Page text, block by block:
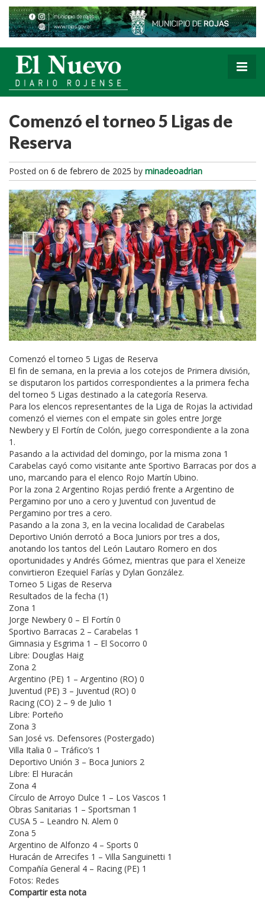
Comenzó el torneo 5 Ligas de
Reserva
Posted on 6 de febrero de 2025 by minadeoadrian
Comenzó el torneo 5 Ligas de Reserva
El fin de semana, en la previa a los cotejos de Primera división,
se disputaron los partidos correspondientes a la primera fecha
del torneo 5 Ligas destinado a la categoría Reserva.
Para los elencos representantes de la Liga de Rojas la actividad
comenzó el viernes con el empate sin goles entre Jorge
Newbery y El Fortín de Colón, juego correspondiente a la zona
1.
Pasando a la actividad del domingo, por la misma zona 1
Carabelas cayó como visitante ante Sportivo Barracas por dos a
uno, marcando para el elenco Rojo Martín Ubino.
Por la zona 2 Argentino Rojas perdió frente a Argentino de
Pergamino por uno a cero y Juventud con Juventud de
Pergamino por tres a cero.
Pasando a la zona 3, en la vecina localidad de Carabelas
Deportivo Unión derrotó a Boca Juniors por tres a dos,
anotando los tantos del León Lautaro Romero en dos
oportunidades y Andrés Gómez, mientras que para el Xeneize
convirtieron Ezequiel Farías y Dylan González.
Torneo 5 Ligas de Reserva
Resultados de la fecha (1)
Zona 1
Jorge Newbery 0 – El Fortín 0
Sportivo Barracas 2 – Carabelas 1
Gimnasia y Esgrima 1 – El Socorro 0
Libre: Douglas Haig
Zona 2
Argentino (PE) 1 – Argentino (RO) 0
Juventud (PE) 3 – Juventud (RO) 0
Racing (CO) 2 – 9 de Julio 1
Libre: Porteño
Zona 3
San José vs. Defensores (Postergado)
Villa Italia 0 – Tráfico’s 1
Deportivo Unión 3 – Boca Juniors 2
Libre: El Huracán
Zona 4
Círculo de Arroyo Dulce 1 – Los Vascos 1
Obras Sanitarias 1 – Sportsman 1
CUSA 5 – Leandro N. Alem 0
Zona 5
Argentino de Alfonzo 4 – Sports 0
Huracán de Arrecifes 1 – Villa Sanguinetti 1
Compañía General 4 – Racing (PE) 1
Fotos: Redes
Compartir esta nota